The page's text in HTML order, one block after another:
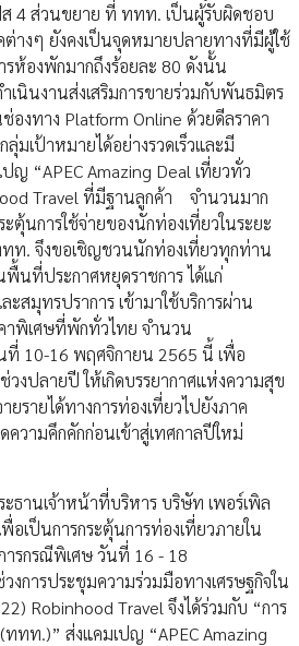
ฟส 4 ส่วนขยาย ที่ ททท. เป็นผู้รับผิดชอบ
างๆ ยังคงเป็นจุดหมายปลายทางที่มีผู้ใช้
รห้องพักมากถึงร้อยละ 80 ดังนั้น
ำเนินงานส่งเสริมการขายร่วมกับพันธมิตร
องทาง Platform Online ด้วยดีลราคา
มเป้าหมายได้อย่างรวดเร็วและมี
ญ “APEC Amazing Deal เที่ยวทั่ว
Travel ที่มีฐานลูกค้า จำนวนมาก
ตุ้นการใช้จ่ายของนักท่องเที่ยวในระยะ
ทท. จึงขอเชิญชวนนักท่องเที่ยวทุกท่าน
พื้นที่ประกาศหยุดราชการ ได้แก่
สมุทรปราการ เข้ามาใช้บริการผ่าน
าพิเศษที่พักทั่วไทย จำนวน
ที่ 10-16 พฤศจิกายน 2565 นี้ เพื่อ
วงปลายปี ให้เกิดบรรยากาศแห่งความสุข
ยรายได้ทางการท่องเที่ยวไปยังภาค
ความคึกคักก่อนเข้าสู่เทศกาลปีใหม่
านเจ้าหน้าที่บริหาร บริษัท เพอร์เพิล
พื่อเป็นการกระตุ้นการท่องเที่ยวภายใน
ารกรณีพิเศษ วันที่ 16 - 18
การประชุมความร่วมมือทางเศรษฐกิจใน
Robinhood Travel จึงได้ร่วมกับ “การ
ททท.)” ส่งแคมเปญ “APEC Amazing